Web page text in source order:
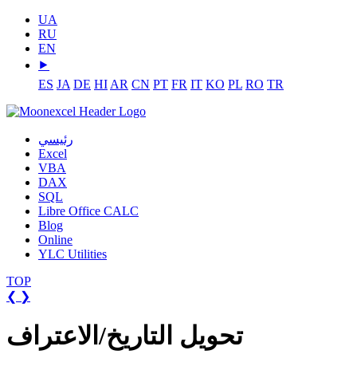
UA
RU
EN
⯈
ES JA DE HI AR CN PT FR IT KO PL RO TR
رئيسي
Excel
VBA
DAX
SQL
Libre Office CALC
Blog
Online
YLC Utilities
TOP
❮ ❯
تحويل التاريخ/الاعتراف